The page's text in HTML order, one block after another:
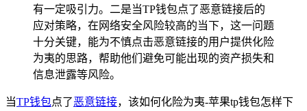
有一定吸引力。二是当TP钱包点了恶意链接后的
应对策略，在网络安全风险较高的当下，这一问题
十分关键，能为不慎点击恶意链接的用户提供化险
为夷的思路，帮助他们避免可能出现的资产损失和
信息泄露等风险。
当TP钱包点了恶意链接，该如何化险为夷-苹果tp钱包怎样下